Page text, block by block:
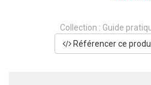
Collection : Guide
Référencer ce